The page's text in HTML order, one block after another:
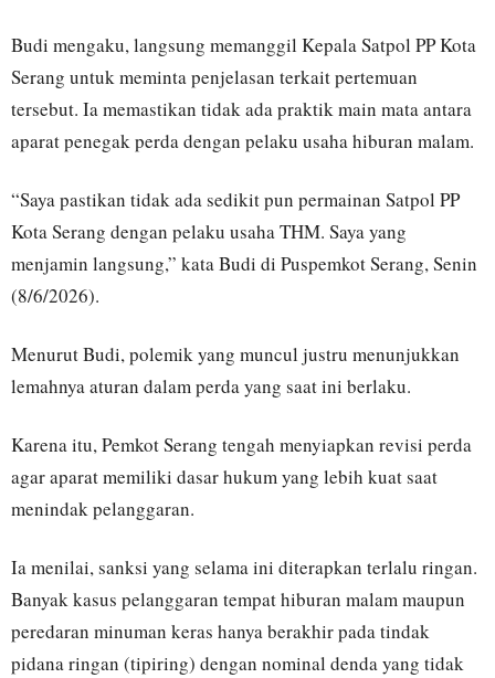
Budi mengaku, langsung memanggil Kepala Satpol PP Kota
Serang untuk meminta penjelasan terkait pertemuan
tersebut. Ia memastikan tidak ada praktik main mata antara
aparat penegak perda dengan pelaku usaha hiburan malam.
“Saya pastikan tidak ada sedikit pun permainan Satpol PP
Kota Serang dengan pelaku usaha THM. Saya yang
menjamin langsung,” kata Budi di Puspemkot Serang, Senin
(8/6/2026).
Menurut Budi, polemik yang muncul justru menunjukkan
lemahnya aturan dalam perda yang saat ini berlaku.
Karena itu, Pemkot Serang tengah menyiapkan revisi perda
agar aparat memiliki dasar hukum yang lebih kuat saat
menindak pelanggaran.
Ia menilai, sanksi yang selama ini diterapkan terlalu ringan.
Banyak kasus pelanggaran tempat hiburan malam maupun
peredaran minuman keras hanya berakhir pada tindak
pidana ringan (tipiring) dengan nominal denda yang tidak